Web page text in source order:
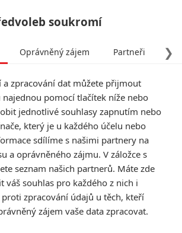
Premiéra
filmu se odkládá
- (Rudmen), 09.12.2025 14:59
soukromí
❯
Oprávněný zájem Partneři
a zpracování dat můžete přijmout
pomocí tlačítek níže nebo
jednotlivé souhlasy zapnutím nebo
který je u každého účelu nebo
sdílíme s našimi partnery na
a oprávněného zájmu. V záložce s
seznam našich partnerů. Máte zde
váš souhlas pro každého z nich i
zpracování údajů u těch, kteří
zájem vaše data zpracovat.